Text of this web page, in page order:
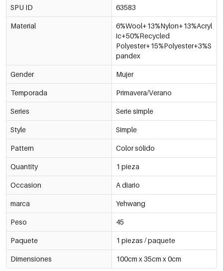
SPU ID 63583
Material
6%Wool+13%Nylon+13%Acryl
ic+50%Recycled
Polyester+15%Polyester+3%S
pandex
Gender Mujer
Temporada Primavera/Verano
Series Serie simple
Style Simple
Pattern Color sólido
Quantity 1 pieza
Occasion A diario
marca Yehwang
Peso 45
Paquete 1 piezas / paquete
Dimensiones 100cm x 35cm x 0cm